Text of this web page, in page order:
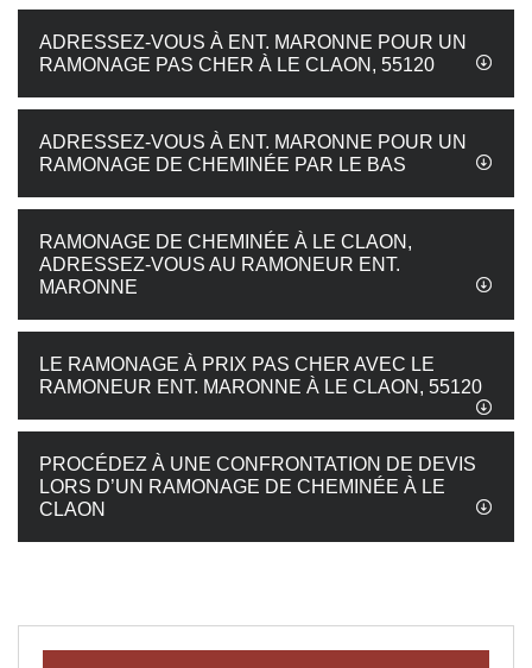
ADRESSEZ-VOUS À ENT. MARONNE POUR UN
RAMONAGE PAS CHER À LE CLAON, 55120
ADRESSEZ-VOUS À ENT. MARONNE POUR UN
RAMONAGE DE CHEMINÉE PAR LE BAS
RAMONAGE DE CHEMINÉE À LE CLAON,
ADRESSEZ-VOUS AU RAMONEUR ENT.
MARONNE
LE RAMONAGE À PRIX PAS CHER AVEC LE
RAMONEUR ENT. MARONNE À LE CLAON, 55120
PROCÉDEZ À UNE CONFRONTATION DE DEVIS
LORS D’UN RAMONAGE DE CHEMINÉE À LE
CLAON